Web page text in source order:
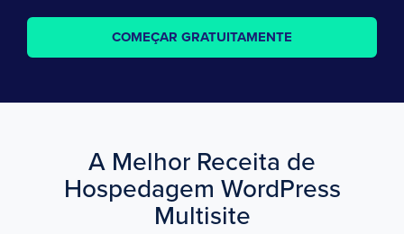
COMEÇAR GRATUITAMENTE
A Melhor Receita de
Hospedagem WordPress
Multisite